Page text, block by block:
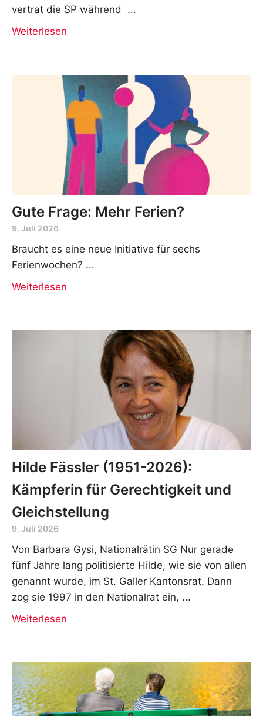
vertrat die SP während
Weiterlesen
Gute Frage: Mehr Ferien?
9. Juli 2026
Braucht es eine neue Initiative für sechs
Ferienwochen?
Weiterlesen
Hilde Fässler (1951-2026):
Kämpferin für Gerechtigkeit und
Gleichstellung
9. Juli 2026
Von Barbara Gysi, Nationalrätin SG Nur gerade
fünf Jahre lang politisierte Hilde, wie sie von allen
genannt wurde, im St. Galler Kantonsrat. Dann
zog sie 1997 in den Nationalrat ein,
Weiterlesen